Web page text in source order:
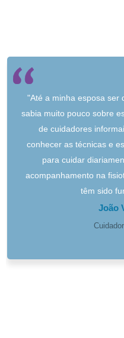
"Até a minha esposa ser
sabia muito pouco sobre
de cuidadores
conhecer as técnicas e
para cuidar
acompanhamento na
têm sido
João